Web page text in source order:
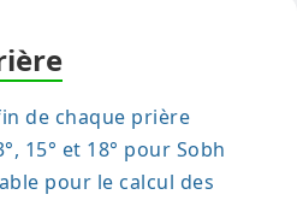
de chaque prière
15° et 18° pour Sobh
pour le calcul des